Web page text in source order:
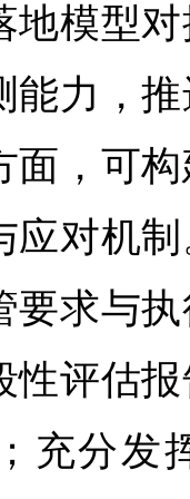
地模型
能力，
面，可
应对机
要求与
性评估
充分发